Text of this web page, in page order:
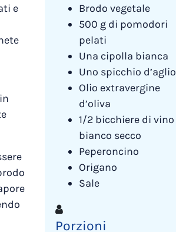
e
Brodo vegetale
500 g di pomodori
pelati
Una cipolla bianca
Uno spicchio d’aglio
Olio extravergine
d’oliva
1/2 bicchiere di vino
bianco secco
Peperoncino
Origano
Sale
Porzioni